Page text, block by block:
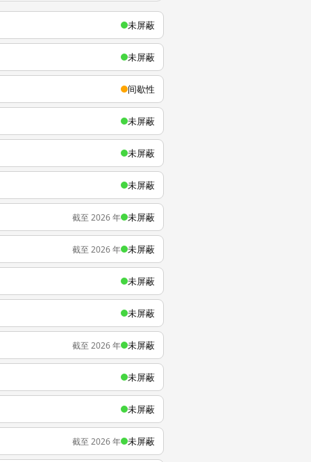
未屏蔽
未屏蔽
间歇性
未屏蔽
未屏蔽
未屏蔽
截至 2026 年 未屏蔽
截至 2026 年 未屏蔽
未屏蔽
未屏蔽
截至 2026 年 未屏蔽
未屏蔽
未屏蔽
截至 2026 年 未屏蔽